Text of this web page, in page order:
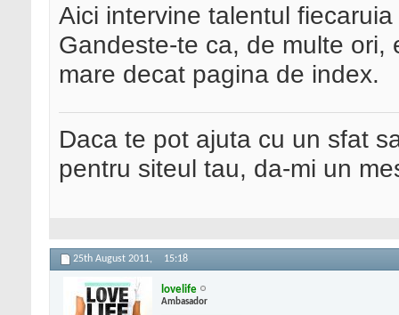
Aici intervine talentul
Gandeste-te ca, de multe
mare decat pagina de index.
Daca te pot ajuta cu un sfat
pentru siteul tau, da-mi un
25th August 2011, 15:18
lovelife
Ambasador